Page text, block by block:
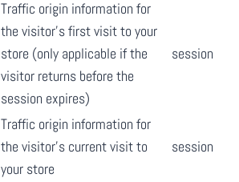
Traffic origin information for
the visitor’s first visit to your
store (only applicable if the
visitor returns before the
session expires)
session
Traffic origin information for
the visitor’s current visit to
your store
session